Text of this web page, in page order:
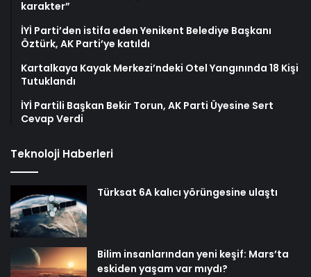
karakter”
İYİ Parti’den istifa eden Yenikent Belediye Başkanı
Öztürk, AK Parti’ye katıldı
Kartalkaya Kayak Merkezi’ndeki Otel Yangınında 18 Kişi
Tutuklandı
İYİ Partili Başkan Bekir Torun, AK Parti Üyesine Sert
Cevap Verdi
Teknoloji Haberleri
Türksat 6A kalıcı yörüngesine ulaştı
Bilim insanlarından yeni keşif: Mars’ta
eskiden yaşam var mıydı?